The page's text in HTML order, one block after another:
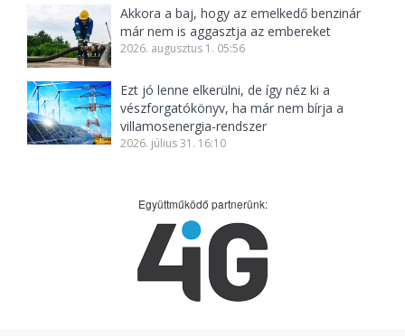
Akkora a baj, hogy az emelkedő benzinár
már nem is aggasztja az embereket
2026. augusztus 1. 05:56
Ezt jó lenne elkerülni, de így néz ki a
vészforgatókönyv, ha már nem bírja a
villamosenergia-rendszer
2026. július 31. 16:10
Együttműködő partnerünk: